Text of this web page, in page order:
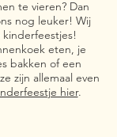
te vieren? Dan
nog leuker! Wij
eten, je
bakken of een
zijn allemaal even
hier.